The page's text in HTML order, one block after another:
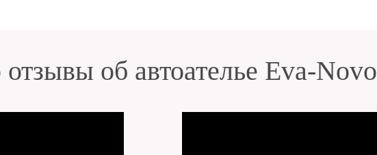
об автоателье Eva-Novo